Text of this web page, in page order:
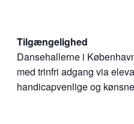
Tilgængelighed
Dansehallerne i
med trinfri adgang via
handicapvenlige og